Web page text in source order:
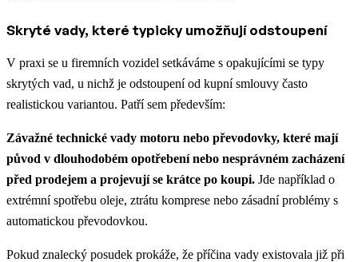
Skryté vady, které typicky umožňují odstoupení
V praxi se u firemních vozidel setkáváme s opakujícími se typy
skrytých vad, u nichž je odstoupení od kupní smlouvy často
realistickou variantou. Patří sem především:
Závažné technické vady motoru nebo převodovky, které mají
původ v dlouhodobém opotřebení nebo nesprávném zacházení
před prodejem a projevují se krátce po koupi. Jde například o
extrémní spotřebu oleje, ztrátu komprese nebo zásadní problémy s
automatickou převodovkou.
Pokud znalecký posudek prokáže, že příčina vady existovala již při